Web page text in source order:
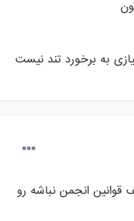
به برخورد تند نیست
انجمن نباشه رو